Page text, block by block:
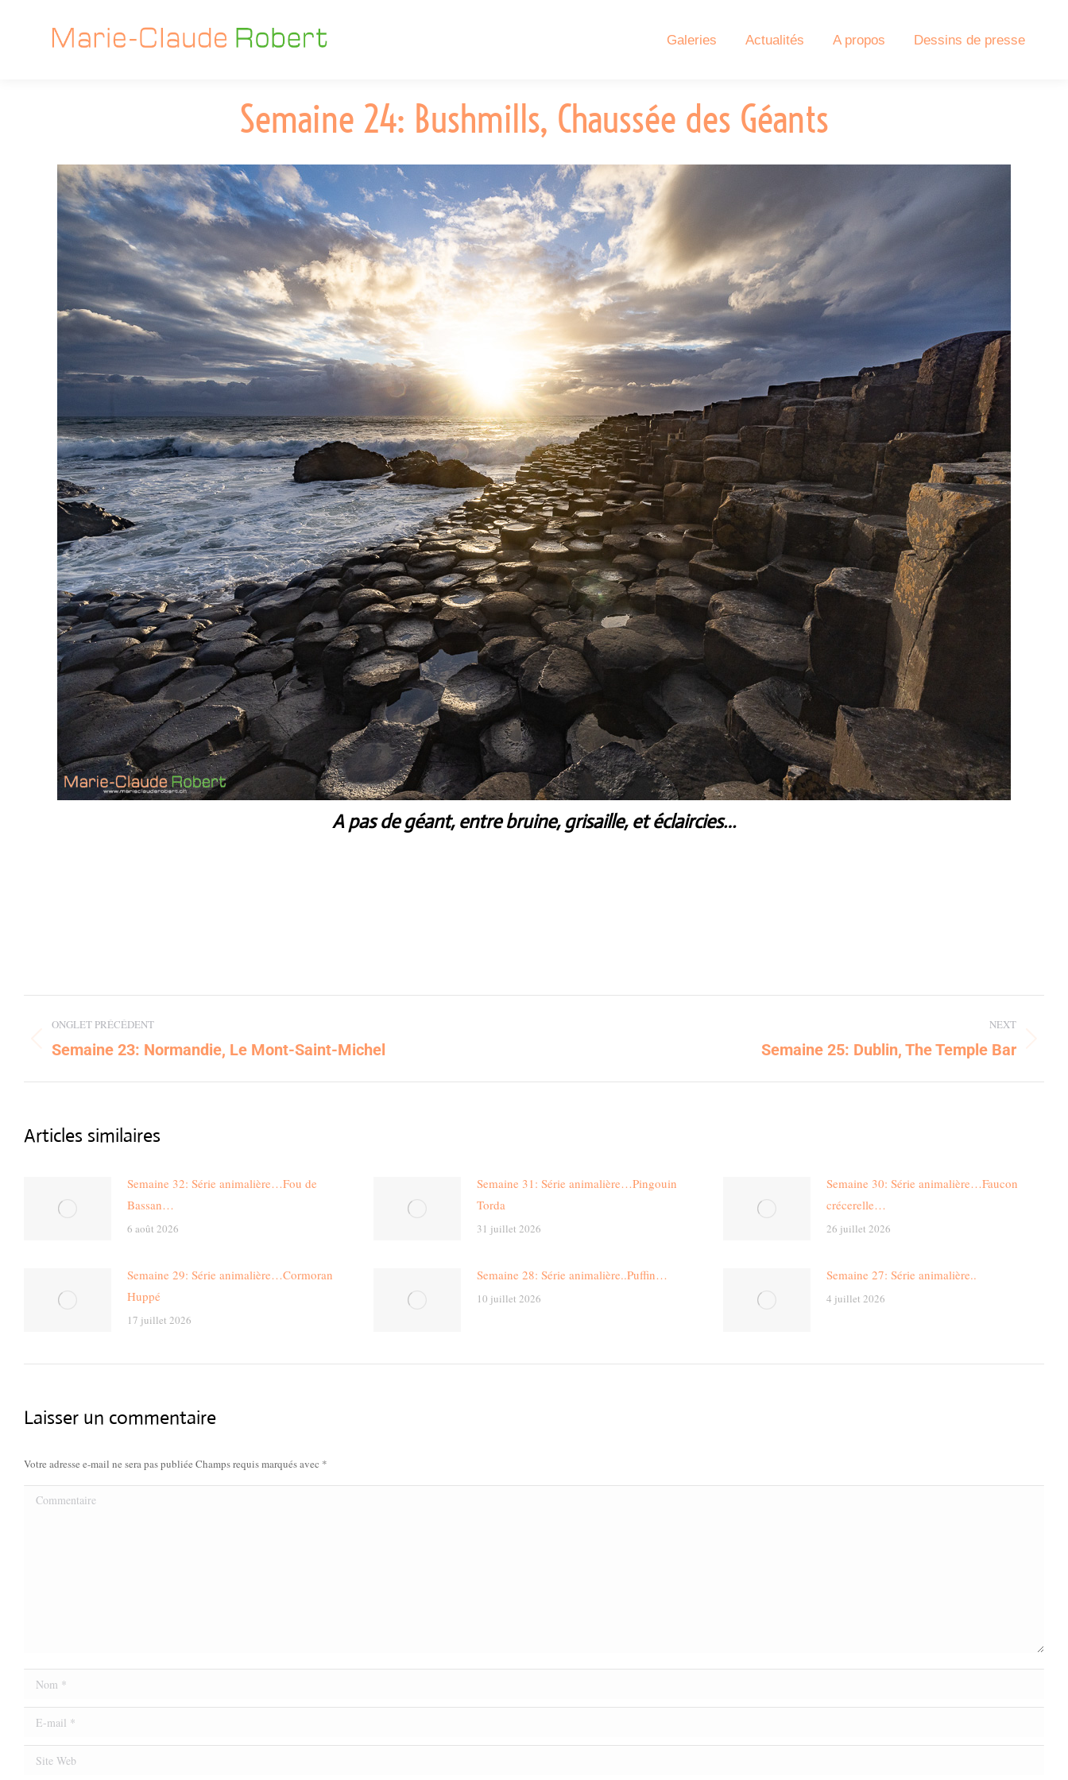
Galeries Actualités A propos Dessins de presse
Semaine 24: Bushmills, Chaussée des Géants
A pas de géant, entre bruine, grisaille, et éclaircies…
navigation
ONGLET PRÉCÉDENT
Previous
Semaine 23: Normandie, Le Mont-Saint-Michel
NEXT
Semaine 25: Dublin, The Temple Bar
Articles similaires
Semaine 32: Série animalière…Fou de
Bassan…
6 août 2026
Semaine 31: Série animalière…Pingouin
Torda
31 juillet 2026
Semaine 30: Série animalière…Faucon
crécerelle…
26 juillet 2026
Semaine 29: Série animalière…Cormoran
Huppé
17 juillet 2026
Semaine 28: Série animalière..Puffin…
10 juillet 2026
Semaine 27: Série animalière..
4 juillet 2026
Laisser un commentaire
Votre adresse e-mail ne sera pas publiée Champs requis marqués avec *
Commentaire
Nom *
E-mail *
Site Web